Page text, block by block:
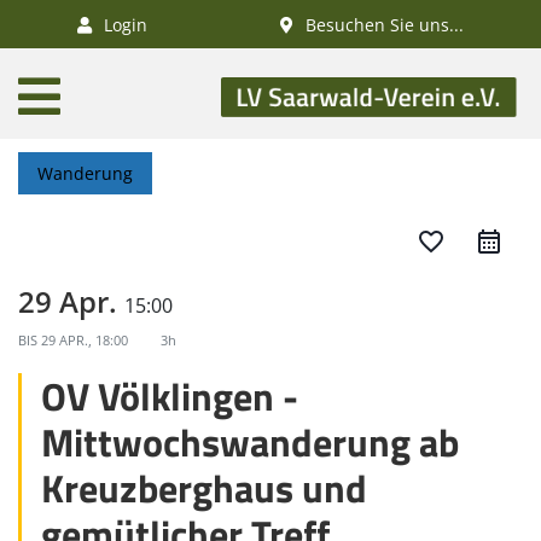
Login Besuchen Sie uns...
AKTUELLES
Aktivitätenkalender
Veranstaltungen
GESUNDHEIT
Gesundheitswandern
Wanderabzeichen
NATUR
/
Wanderung
favorite_border
29 Apr. 15:00
BIS 29 APR., 18:00 3h
OV Völklingen -
Mittwochswanderung ab
Kreuzberghaus und